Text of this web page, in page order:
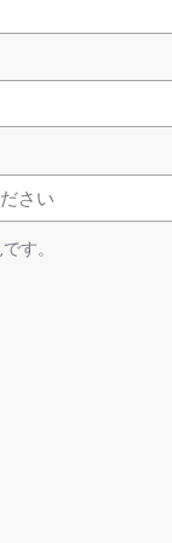
録音デバイ
トキーを使用し
スまたは録音デバ
オデバイス、デジ
デバイスの切り替
から選択できます。
「
す。